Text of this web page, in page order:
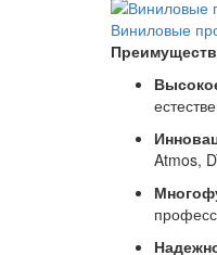
Виниловые
Atmos,